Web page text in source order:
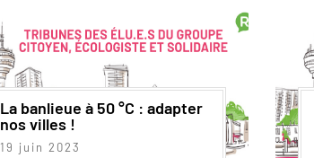
La banlieue à 50 °C : adapter
nos villes !
19 juin 2023